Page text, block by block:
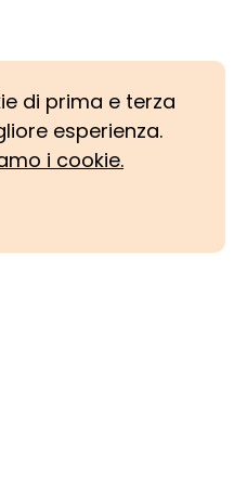
di prima e terza
esperienza.
i cookie.